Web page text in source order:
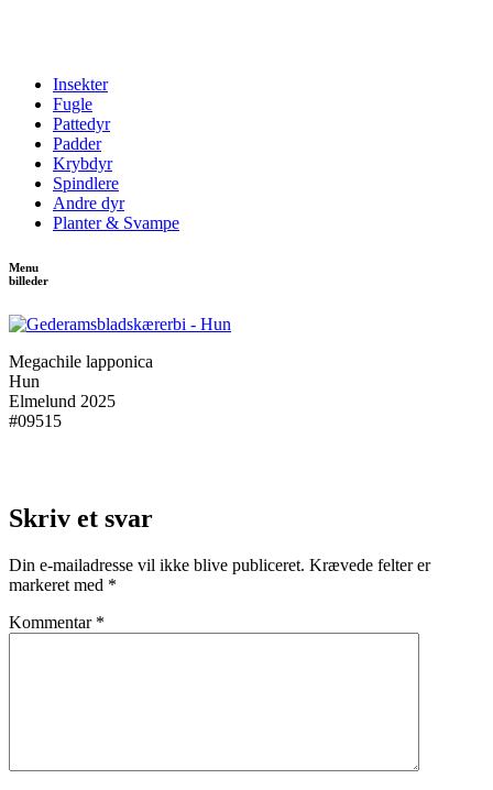
Insekter
Fugle
Pattedyr
Padder
Krybdyr
Spindlere
Andre dyr
Planter & Svampe
Menu
billeder
Megachile lapponica
Hun
Elmelund 2025
#09515
Skriv et svar
Din e-mailadresse vil ikke blive publiceret. Krævede felter er
markeret med *
Kommentar *